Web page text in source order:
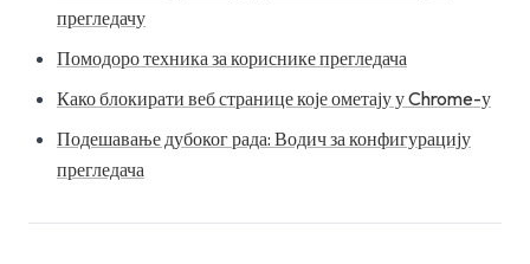
прегледачу
Помодоро техника за кориснике прегледача
Како блокирати веб странице које ометају у Chrome-у
Подешавање дубоког рада: Водич за конфигурацију
прегледача